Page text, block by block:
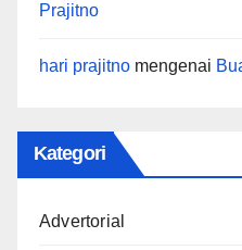
Prajitno
hari prajitno mengenai
Kategori
Advertorial